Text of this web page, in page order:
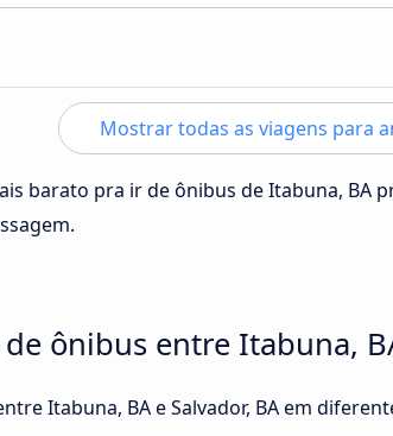
Mostrar todas as viagens para
barato pra ir de ônibus de Itabuna, BA
ônibus entre Itabuna,
Itabuna, BA e Salvador, BA em